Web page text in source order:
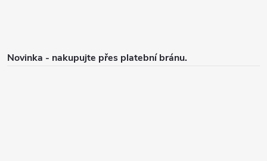
Novinka - nakupujte přes platební bránu.